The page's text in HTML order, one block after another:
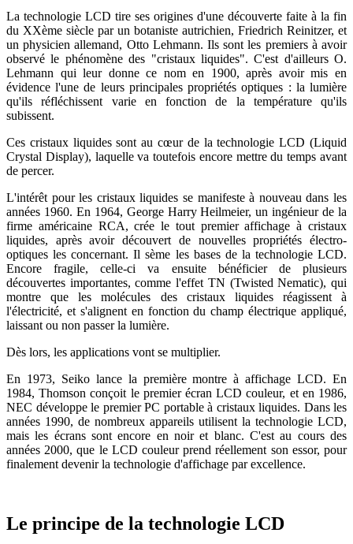
La technologie LCD tire ses origines d'une découverte faite à la fin
du XXème siècle par un botaniste autrichien, Friedrich Reinitzer, et
un physicien allemand, Otto Lehmann. Ils sont les premiers à avoir
observé le phénomène des "cristaux liquides". C'est d'ailleurs O.
Lehmann qui leur donne ce nom en 1900, après avoir mis en
évidence l'une de leurs principales propriétés optiques : la lumière
qu'ils réfléchissent varie en fonction de la température qu'ils
subissent.
Ces cristaux liquides sont au cœur de la technologie LCD (Liquid
Crystal Display), laquelle va toutefois encore mettre du temps avant
de percer.
L'intérêt pour les cristaux liquides se manifeste à nouveau dans les
années 1960. En 1964, George Harry Heilmeier, un ingénieur de la
firme américaine RCA, crée le tout premier affichage à cristaux
liquides, après avoir découvert de nouvelles propriétés électro-
optiques les concernant. Il sème les bases de la technologie LCD.
Encore fragile, celle-ci va ensuite bénéficier de plusieurs
découvertes importantes, comme l'effet TN (Twisted Nematic), qui
montre que les molécules des cristaux liquides réagissent à
l'électricité, et s'alignent en fonction du champ électrique appliqué,
laissant ou non passer la lumière.
Dès lors, les applications vont se multiplier.
En 1973, Seiko lance la première montre à affichage LCD. En
1984, Thomson conçoit le premier écran LCD couleur, et en 1986,
NEC développe le premier PC portable à cristaux liquides. Dans les
années 1990, de nombreux appareils utilisent la technologie LCD,
mais les écrans sont encore en noir et blanc. C'est au cours des
années 2000, que le LCD couleur prend réellement son essor, pour
finalement devenir la technologie d'affichage par excellence.
Le principe de la technologie LCD